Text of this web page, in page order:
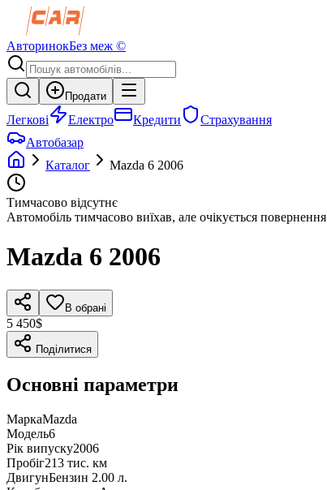
АвторинокБез меж ©
Продати
Легкові Електро Кредити
Страхування
Автобазар
Каталог
Mazda 6 2006
Тимчасово відсутнє
Автомобіль тимчасово виїхав, але очікується повернення
Mazda 6 2006
В обрані
5 450$
Поділитися
Основні параметри
МаркаMazda
Модель6
Рік випуску2006
Пробіг213 тис. км
ДвигунБензин 2.00 л.